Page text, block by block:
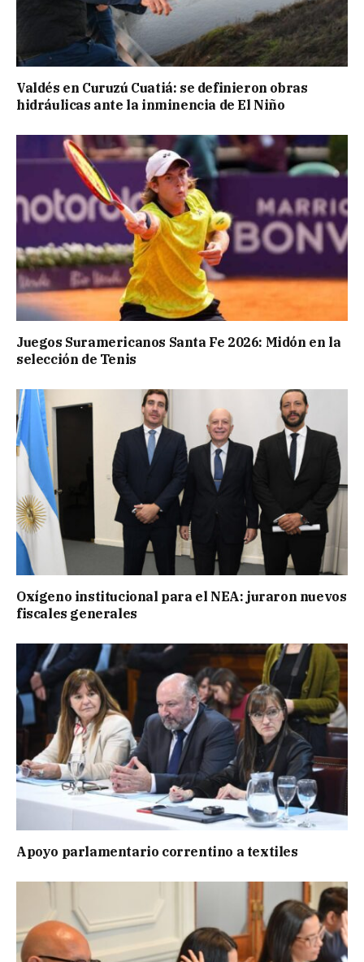
Valdés en Curuzú Cuatiá: se definieron obras
hidráulicas ante la inminencia de El Niño
Juegos Suramericanos Santa Fe 2026: Midón en la
selección de Tenis
Oxígeno institucional para el NEA: juraron nuevos
fiscales generales
Apoyo parlamentario correntino a textiles